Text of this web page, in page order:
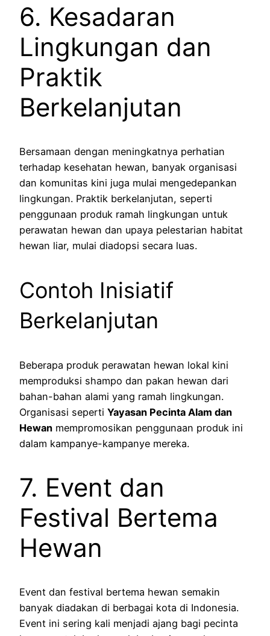
6. Kesadaran
Lingkungan dan
Praktik
Berkelanjutan
Bersamaan dengan meningkatnya perhatian
terhadap kesehatan hewan, banyak organisasi
dan komunitas kini juga mulai mengedepankan
lingkungan. Praktik berkelanjutan, seperti
penggunaan produk ramah lingkungan untuk
perawatan hewan dan upaya pelestarian habitat
hewan liar, mulai diadopsi secara luas.
Contoh Inisiatif
Berkelanjutan
Beberapa produk perawatan hewan lokal kini
memproduksi shampo dan pakan hewan dari
bahan-bahan alami yang ramah lingkungan.
Organisasi seperti Yayasan Pecinta Alam dan
Hewan mempromosikan penggunaan produk ini
dalam kampanye-kampanye mereka.
7. Event dan
Festival Bertema
Hewan
Event dan festival bertema hewan semakin
banyak diadakan di berbagai kota di Indonesia.
Event ini sering kali menjadi ajang bagi pecinta